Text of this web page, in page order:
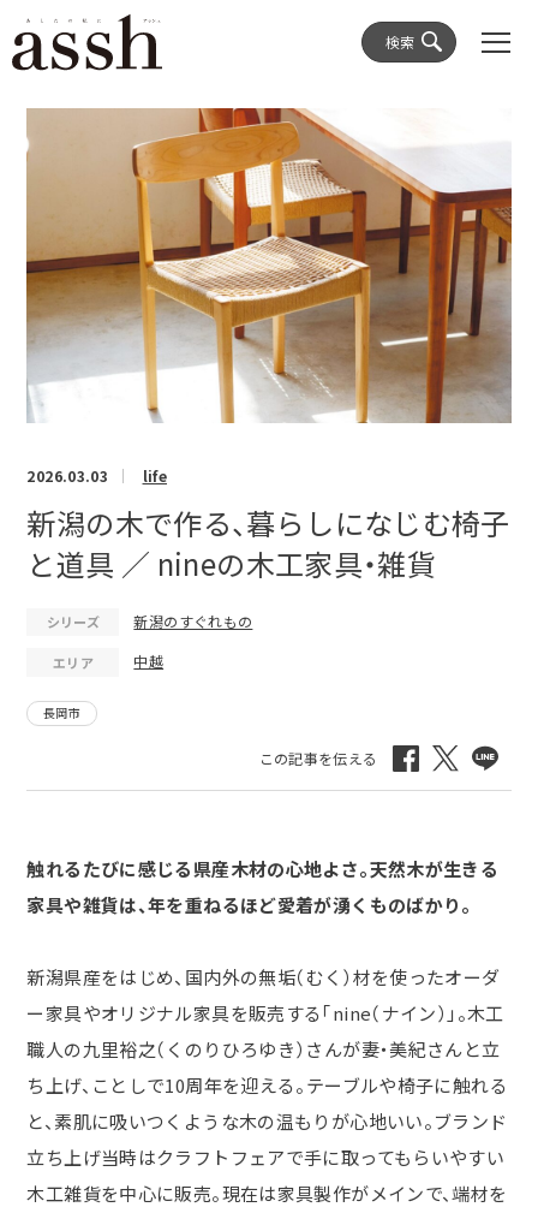
検索
2026.03.03 life
新潟の木で作る、暮らしになじむ椅子
と道具 ／ nineの木工家具・雑貨
シリーズ 新潟のすぐれもの
エリア 中越
長岡市
触れるたびに感じる県産木材の心地よさ。天然木が生きる
家具や雑貨は、年を重ねるほど愛着が湧くものばかり。
新潟県産をはじめ、国内外の無垢（むく）材を使ったオーダ
ー家具やオリジナル家具を販売する「nine（ナイン）」。木工
職人の九里裕之（くのりひろゆき）さんが妻・美紀さんと立
ち上げ、ことしで10周年を迎える。テーブルや椅子に触れる
と、素肌に吸いつくような木の温もりが心地いい。ブランド
立ち上げ当時はクラフトフェアで手に取ってもらいやすい
木工雑貨を中心に販売。現在は家具製作がメインで、端材を